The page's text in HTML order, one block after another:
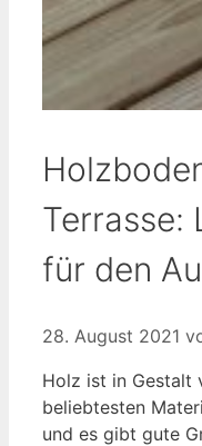
Terrasse:
für den
28. August 2021
Holz ist in Gestalt
beliebtesten
und es gibt gute